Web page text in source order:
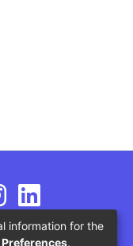
information for the